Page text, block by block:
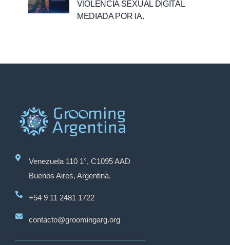
VIOLENCIA SEXUAL DIGITAL
MEDIADA POR IA.
Venezuela 110 1°, C1095 AAD
Buenos Aires, Argentina.
+54 9 11 2481 1722
contacto@groomingarg.org